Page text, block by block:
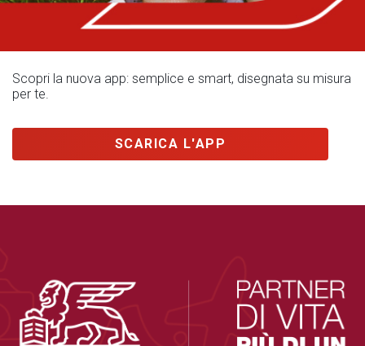
Scopri la nuova app: semplice e smart, disegnata su misura
per te.
SCARICA L'APP